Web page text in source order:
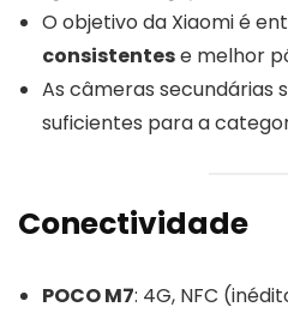
O objetivo da Xiaomi é
consistentese melhor
As câmeras secundárias
suficientes para a
Conectividade
POCO M7: 4G, NFC